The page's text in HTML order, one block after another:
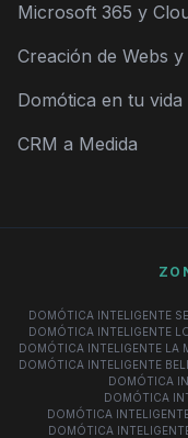
Microsoft 365 y
Creación de Webs
Domótica en tu vida
CRM a Medida
DOMÓTICA INTELIGENTE
DOMÓTICA INTELIGENTE
DOMÓTICA INTELIGENTE LA
DOMÓTICA INTELIGENTE
DOMÓTICA
DOMÓTICA
DOMÓTICA
DOMÓTICA